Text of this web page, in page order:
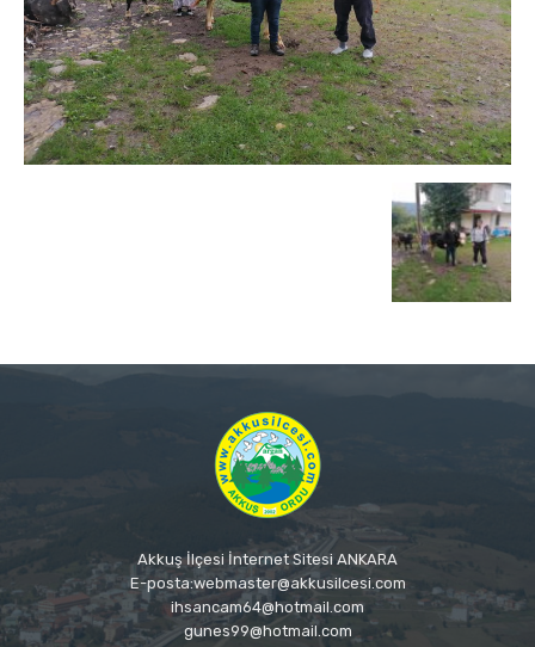
Akkuş İlçesi İnternet Sitesi ANKARA
E-posta:webmaster@akkusilcesi.com
ihsancam64@hotmail.com
gunes99@hotmail.com